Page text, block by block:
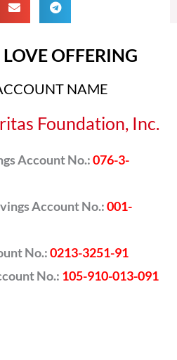
OFFERING
NAME
Foundation, Inc.
Account No.:076-3-
Account No.:001-
No.:0213-3251-91
No.: 105-910-013-091